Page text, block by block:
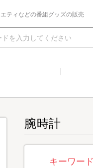
ティなどの番組グッズの販売
腕時計
キーワー